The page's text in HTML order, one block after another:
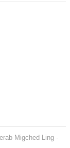
Migched Ling -